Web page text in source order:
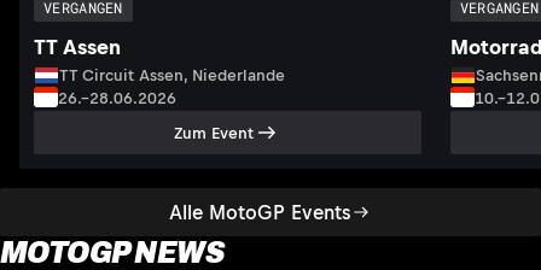
Alle MotoGP Events
VERGANGEN
TT Assen
TT Circuit Assen, Niederlande
26.–28.06.2026
Zum Event
VERGANGEN
MOTOGP NEWS